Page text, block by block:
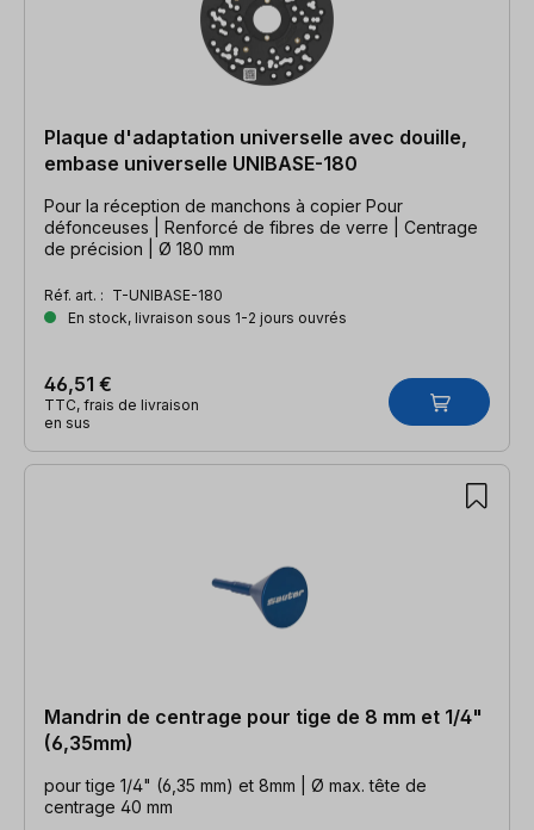
Plaque d'adaptation universelle avec douille,
embase universelle UNIBASE-180
Pour la réception de manchons à copier Pour
défonceuses | Renforcé de fibres de verre | Centrage
de précision | Ø 180 mm
Réf. art. : T-UNIBASE-180
En stock, livraison sous 1-2 jours ouvrés
46,51 €
TTC, frais de livraison
en sus
Mandrin de centrage pour tige de 8 mm et 1/4"
(6,35mm)
pour tige 1/4" (6,35 mm) et 8mm | Ø max. tête de
centrage 40 mm